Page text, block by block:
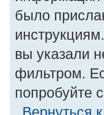
было
вы указали
фильтром.
попробуйте
Вернуться